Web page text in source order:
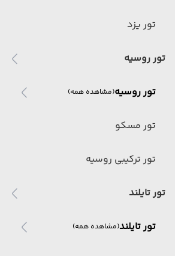
تور یزد
تور روسیه
تور روسیه(مشاهده همه)
تور مسکو
تور ترکیبی روسیه
تور تایلند
تور تایلند(مشاهده همه)